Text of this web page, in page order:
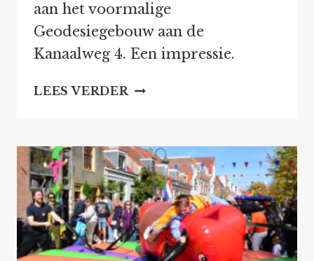
aan het voormalige
Geodesiegebouw aan de
Kanaalweg 4. Een impressie.
LEES VERDER KANAALWEG
GEBOUW